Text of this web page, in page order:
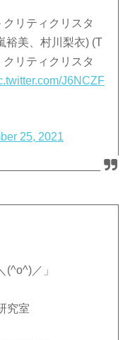
リティクリスタ
裕美、村川梨衣) (T
リティクリスタ
J6NCZF
25, 2021
／」
究室